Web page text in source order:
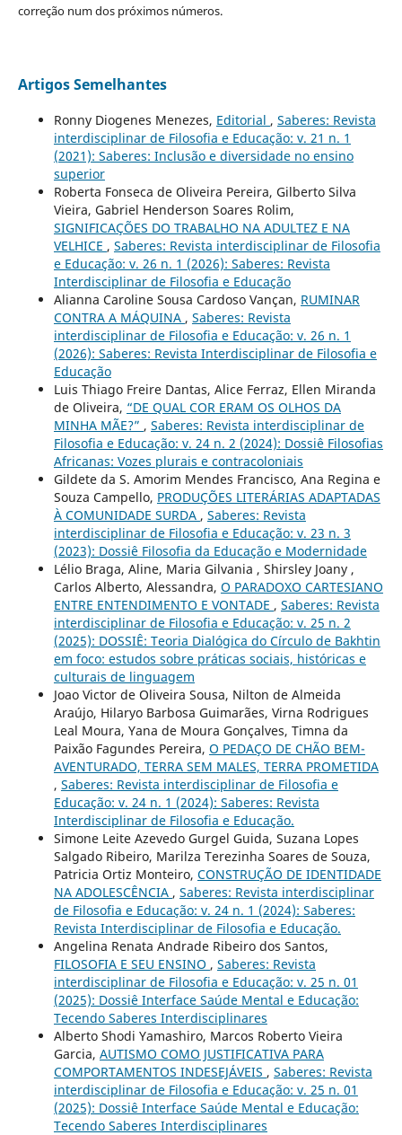
correção num dos próximos números.
Artigos Semelhantes
Ronny Diogenes Menezes, Editorial , Saberes: Revista
interdisciplinar de Filosofia e Educação: v. 21 n. 1
(2021): Saberes: Inclusão e diversidade no ensino
superior
Roberta Fonseca de Oliveira Pereira, Gilberto Silva
Vieira, Gabriel Henderson Soares Rolim,
SIGNIFICAÇÕES DO TRABALHO NA ADULTEZ E NA
VELHICE , Saberes: Revista interdisciplinar de Filosofia
e Educação: v. 26 n. 1 (2026): Saberes: Revista
Interdisciplinar de Filosofia e Educação
Alianna Caroline Sousa Cardoso Vançan, RUMINAR
CONTRA A MÁQUINA , Saberes: Revista
interdisciplinar de Filosofia e Educação: v. 26 n. 1
(2026): Saberes: Revista Interdisciplinar de Filosofia e
Educação
Luis Thiago Freire Dantas, Alice Ferraz, Ellen Miranda
de Oliveira, “DE QUAL COR ERAM OS OLHOS DA
MINHA MÃE?” , Saberes: Revista interdisciplinar de
Filosofia e Educação: v. 24 n. 2 (2024): Dossiê Filosofias
Africanas: Vozes plurais e contracoloniais
Gildete da S. Amorim Mendes Francisco, Ana Regina e
Souza Campello, PRODUÇÕES LITERÁRIAS ADAPTADAS
À COMUNIDADE SURDA , Saberes: Revista
interdisciplinar de Filosofia e Educação: v. 23 n. 3
(2023): Dossiê Filosofia da Educação e Modernidade
Lélio Braga, Aline, Maria Gilvania , Shirsley Joany ,
Carlos Alberto, Alessandra, O PARADOXO CARTESIANO
ENTRE ENTENDIMENTO E VONTADE , Saberes: Revista
interdisciplinar de Filosofia e Educação: v. 25 n. 2
(2025): DOSSIÊ: Teoria Dialógica do Círculo de Bakhtin
em foco: estudos sobre práticas sociais, históricas e
culturais de linguagem
Joao Victor de Oliveira Sousa, Nilton de Almeida
Araújo, Hilaryo Barbosa Guimarães, Virna Rodrigues
Leal Moura, Yana de Moura Gonçalves, Timna da
Paixão Fagundes Pereira, O PEDAÇO DE CHÃO BEM-
AVENTURADO, TERRA SEM MALES, TERRA PROMETIDA
, Saberes: Revista interdisciplinar de Filosofia e
Educação: v. 24 n. 1 (2024): Saberes: Revista
Interdisciplinar de Filosofia e Educação.
Simone Leite Azevedo Gurgel Guida, Suzana Lopes
Salgado Ribeiro, Marilza Terezinha Soares de Souza,
Patricia Ortiz Monteiro, CONSTRUÇÃO DE IDENTIDADE
NA ADOLESCÊNCIA , Saberes: Revista interdisciplinar
de Filosofia e Educação: v. 24 n. 1 (2024): Saberes:
Revista Interdisciplinar de Filosofia e Educação.
Angelina Renata Andrade Ribeiro dos Santos,
FILOSOFIA E SEU ENSINO , Saberes: Revista
interdisciplinar de Filosofia e Educação: v. 25 n. 01
(2025): Dossiê Interface Saúde Mental e Educação:
Tecendo Saberes Interdisciplinares
Alberto Shodi Yamashiro, Marcos Roberto Vieira
Garcia, AUTISMO COMO JUSTIFICATIVA PARA
COMPORTAMENTOS INDESEJÁVEIS , Saberes: Revista
interdisciplinar de Filosofia e Educação: v. 25 n. 01
(2025): Dossiê Interface Saúde Mental e Educação:
Tecendo Saberes Interdisciplinares